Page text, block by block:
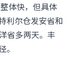
整体快，但具体
利尔仓发安省和
省多两天。丰